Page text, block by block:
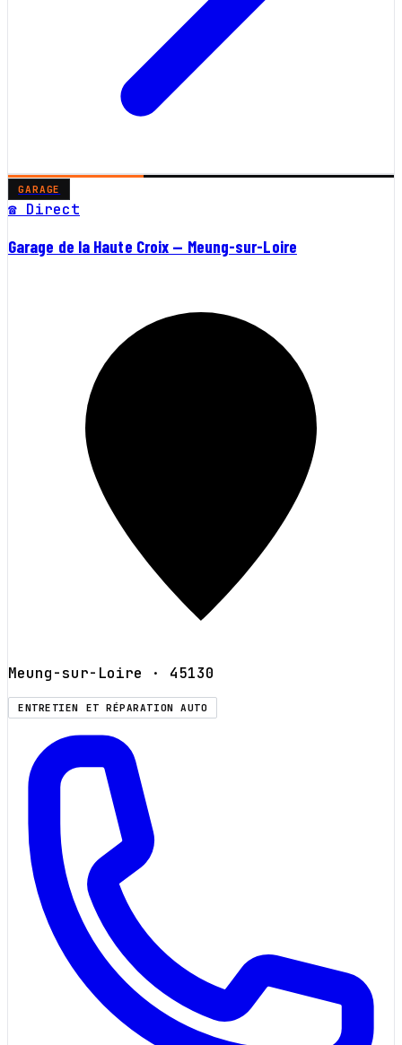
GARAGE
☎ Direct
Garage de la Haute Croix — Meung-sur-Loire
Meung-sur-Loire · 45130
ENTRETIEN ET RÉPARATION AUTO